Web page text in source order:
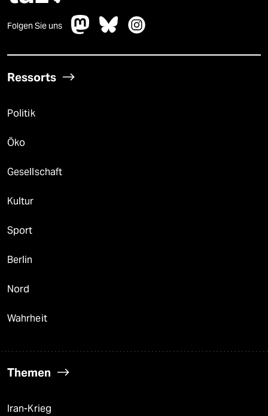
Folgen Sie uns
Ressorts
Politik
Öko
Gesellschaft
Kultur
Sport
Berlin
Nord
Wahrheit
Themen
Iran-Krieg